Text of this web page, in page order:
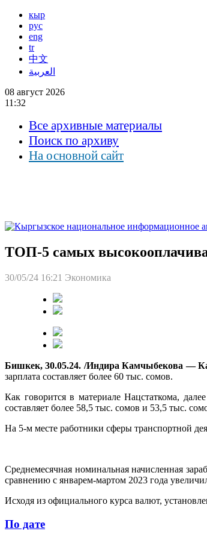
кыр
рус
eng
tr
中文
العربية
08 август 2026
11:32
Все архивные материалы
Поиск по архиву
На основной сайт
ТОП-5 самых
30/05/24 16:21 Экономика
Бишкек, 30.05.24. /Индира Камчыбекова —
зарплата составляет более 60 тыс. сомов.
Как говорится в материале Нацстаткома,
составляет более 58,5 тыс. сомов и 53,5 тыс.
На 5-м месте работники сферы транспортной
Среднемесячная номинальная начисленная
сравнению с январем-мартом 2023 года
Исходя из официального курса валют,
По дате